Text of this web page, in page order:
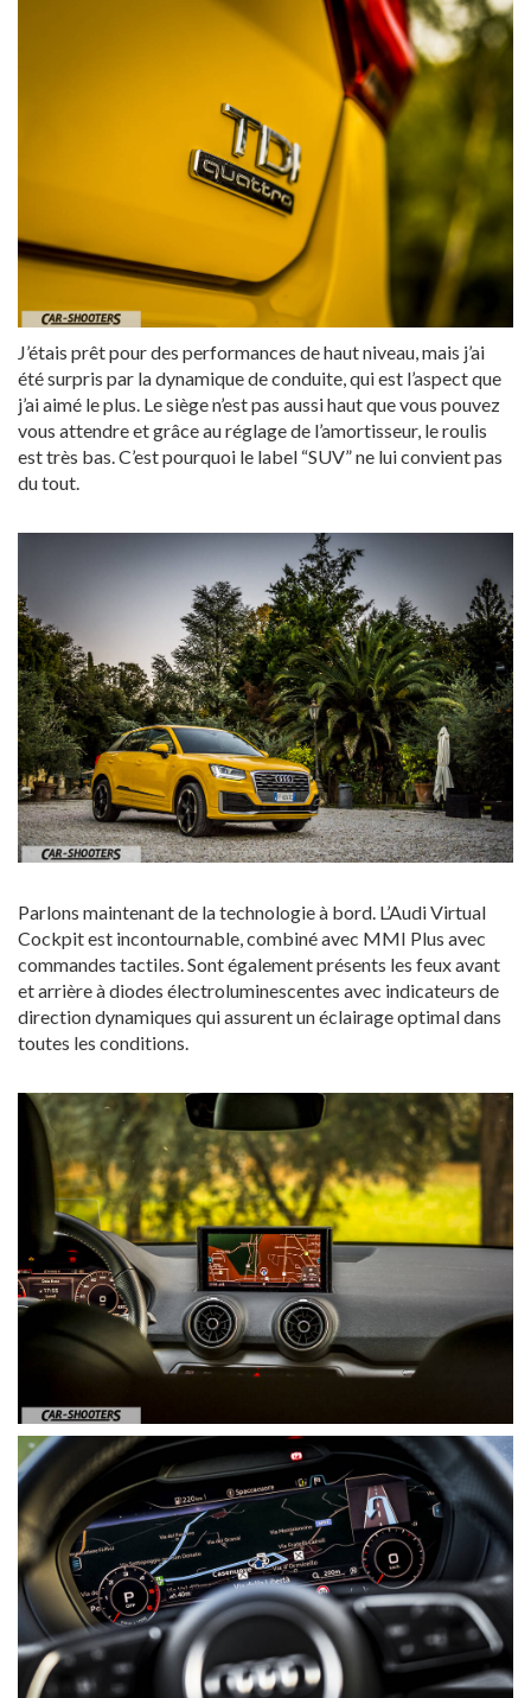
J’étais prêt pour des performances de haut niveau, mais j’ai
été surpris par la dynamique de conduite, qui est l’aspect que
j’ai aimé le plus. Le siège n’est pas aussi haut que vous pouvez
vous attendre et grâce au réglage de l’amortisseur, le roulis
est très bas. C’est pourquoi le label “SUV” ne lui convient pas
du tout.
Parlons maintenant de la technologie à bord. L’Audi Virtual
Cockpit est incontournable, combiné avec MMI Plus avec
commandes tactiles. Sont également présents les feux avant
et arrière à diodes électroluminescentes avec indicateurs de
direction dynamiques qui assurent un éclairage optimal dans
toutes les conditions.